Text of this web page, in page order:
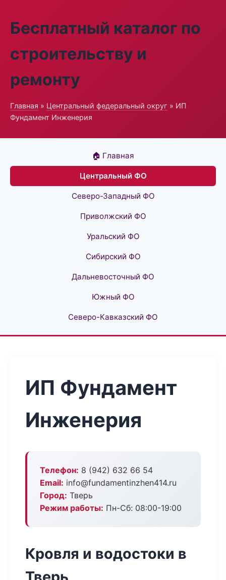
Бесплатный каталог по
строительству и
ремонту
Главная » Центральный федеральный округ » ИП
Фундамент Инженерия
🏠 Главная
Центральный ФО
Северо-Западный ФО
Приволжский ФО
Уральский ФО
Сибирский ФО
Дальневосточный ФО
Южный ФО
Северо-Кавказский ФО
ИП Фундамент
Инженерия
Телефон: 8 (942) 632 66 54
Email: info@fundamentinzhen414.ru
Город: Тверь
Режим работы: Пн-Сб: 08:00-19:00
Кровля и водостоки в